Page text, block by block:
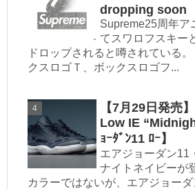
dropping soon
Supreme25周年ア
てスワロフスキー
ドロップされると噂されている
クスロゴＴ、ボックスロゴフ...
【7月29日発売
Low IE
ｮｰﾀﾞﾝ11 ﾛｰ】
エアジョーダン11
ナイトネイビーが
カラーではないが、エアジョー